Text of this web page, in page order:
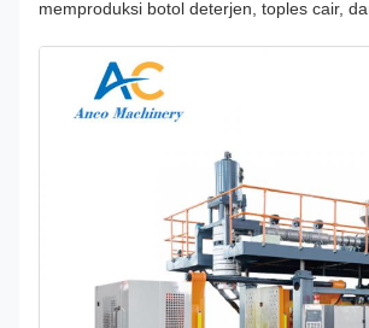
memproduksi botol deterjen, toples cair,